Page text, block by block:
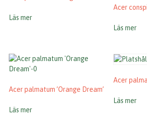
Läs mer
Acer
Läs mer
Acer palmatum ’Orange Dream’
Läs mer
Acer
Läs mer